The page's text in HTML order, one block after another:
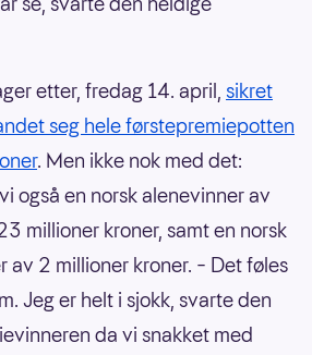
etter, fredag 14. april, sikret
seg hele førstepremiepotten
. Men ikke nok med det:
også en norsk alenevinner av
millioner kroner, samt en norsk
2 millioner kroner. – Det føles
Jeg er helt i sjokk, svarte den
da vi snakket med